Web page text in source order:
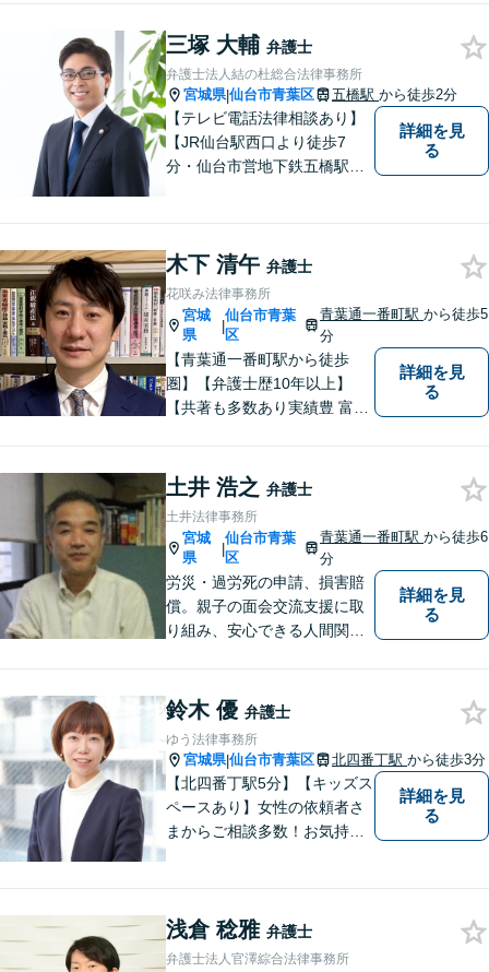
のお困り事がございました
ら、お気軽にご相談くださ
い。
三塚 大輔 弁護士
弁護士法人結の杜総合法律事務所
宮城県|仙台市青葉区 五橋駅 から徒歩2分
【テレビ電話法律相談あり】
【JR仙台駅西口より徒歩7
分・仙台市営地下鉄五橋駅北4
間・土曜相談あり】【明るく
キレイな完全個室相談室】
詳細を見
る
木下 清午 弁護士
花咲み法律事務所
宮城
県
|
仙台市青葉
区
青葉通一番町駅から徒歩5
分
【青葉通一番町駅から徒歩
圏】【弁護士歴10年以上】
【共著も多数あり実績豊 富】
通した深いアドバ イスが可
能。借金・債務整理に関して
も熟知。
詳細を見
る
土井 浩之 弁護士
土井法律事務所
宮城
県
|
仙台市青葉
区
青葉通一番町駅から徒歩6
分
労災・過労死の申請、損害賠
償。親子の面会交流支援に取
り組み、安心できる人間関係
詳細を見
る
鈴木 優 弁護士
ゆう法律事務所
宮城県|仙台市青葉区 北四番丁駅 から徒歩3分
【北四番丁駅5分】【キッズス
ペースあり】女性の依頼者さ
まからご相談多数！お気持ち
料請求／親権・養育費【労働
問題】マタハラなど女性特有
詳細を見
る
浅倉 稔雅 弁護士
弁護士法人官澤綜合法律事務所